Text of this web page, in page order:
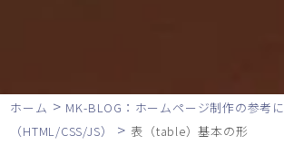
ホーム > MK-BLOG：ホームページ制作の参考に
（HTML/CSS/JS）
> 表（table）基本の形